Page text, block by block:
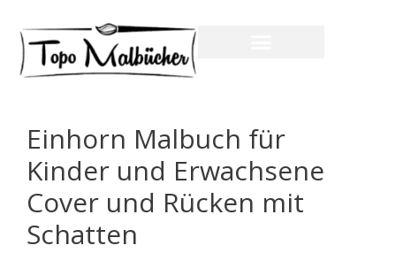
Einhorn Malbuch für
Kinder und Erwachsene
Cover und Rücken mit
Schatten